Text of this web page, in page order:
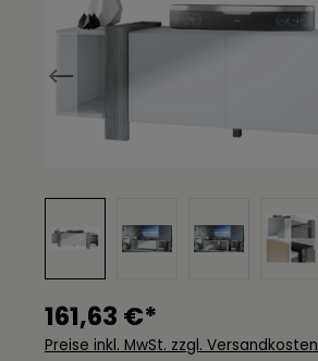
161,63 €*
Preise inkl. MwSt. zzgl. Versandkosten